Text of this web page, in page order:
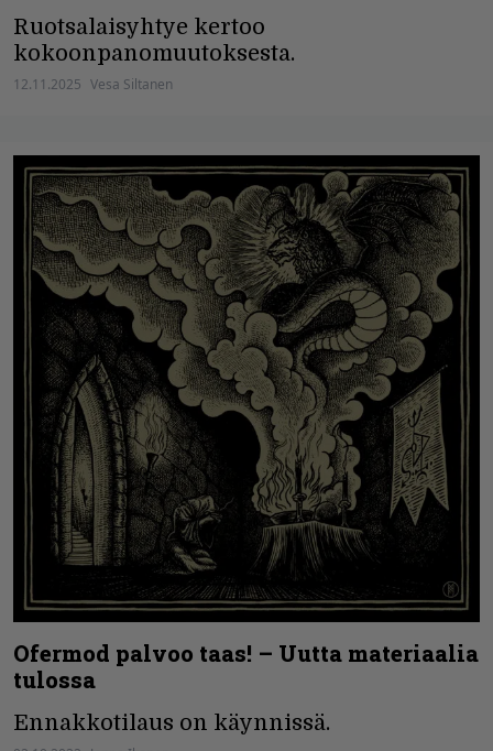
Ruotsalaisyhtye kertoo
kokoonpanomuutoksesta.
12.11.2025 Vesa Siltanen
Ofermod palvoo taas! – Uutta materiaalia
tulossa
Ennakkotilaus on käynnissä.